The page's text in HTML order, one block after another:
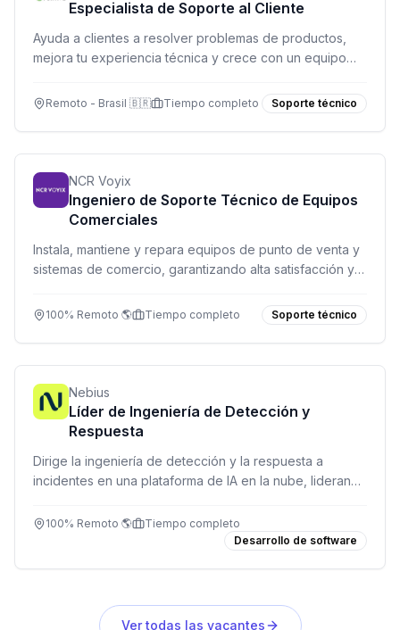
Especialista de Soporte al Cliente
Ayuda a clientes a resolver problemas de productos,
mejora tu experiencia técnica y crece con un equipo
Remoto - Brasil 🇧🇷 Tiempo completo Soporte técnico
NCR Voyix
Ingeniero de Soporte Técnico de Equipos
Comerciales
Instala, mantiene y repara equipos de punto de venta y
sistemas de comercio, garantizando alta satisfacción y
100% Remoto 🌎 Tiempo completo Soporte técnico
Nebius
Líder de Ingeniería de Detección y
Respuesta
Dirige la ingeniería de detección y la respuesta a
incidentes en una plataforma de IA en la nube, liderando
100% Remoto 🌎
Tiempo completo
Desarrollo de software
Ver todas las vacantes